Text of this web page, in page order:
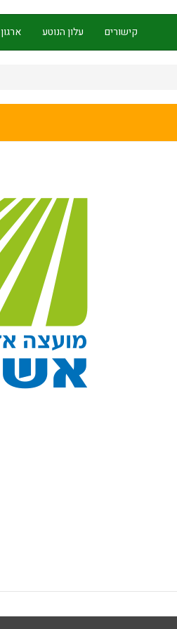
ארגון עלון הנוטע קישורים